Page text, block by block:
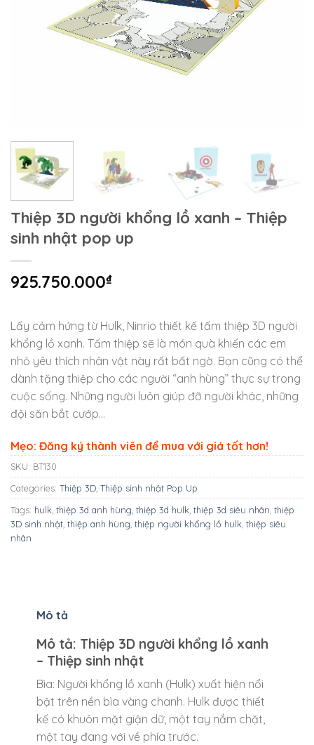
Thiệp 3D người khổng lồ xanh – Thiệp
sinh nhật pop up
925.750.000₫
Lấy cảm hứng từ Hulk, Ninrio thiết kế tấm thiệp 3D người
khổng lồ xanh. Tấm thiệp sẽ là món quà khiến các em
nhỏ yêu thích nhân vật này rất bất ngờ. Bạn cũng có thể
dành tặng thiệp cho các người “anh hùng” thực sự trong
cuộc sống. Những người luôn giúp đỡ người khác, những
đội săn bắt cướp…
Mẹo: Đăng ký thành viên để mua với giá tốt hơn!
SKU: BT130
Categories: Thiệp 3D Thiệp sinh nhật Pop Up
Tags: hulk thiệp 3d anh hùng thiệp 3d hulk thiệp 3d siêu nhân thiệp
3D sinh nhật thiệp anh hùng thiệp người khổng lồ hulk thiệp siêu
nhân
Mô tả
Mô tả: Thiệp 3D người khổng lồ xanh
– Thiệp sinh nhật
Bìa: Người khổng lồ xanh (Hulk) xuất hiện nổi
bật trên nền bìa vàng chanh. Hulk được thiết
kế có khuôn mặt giận dữ, một tay nắm chặt,
một tay đang với về phía trước.